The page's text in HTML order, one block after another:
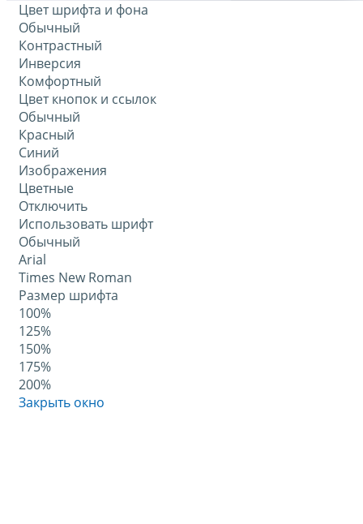
Цвет шрифта и фона
Обычный
Контрастный
Инверсия
Комфортный
Цвет кнопок и ссылок
Обычный
Красный
Синий
Изображения
Цветные
Отключить
Использовать шрифт
Обычный
Arial
Times New Roman
Размер шрифта
100%
125%
150%
175%
200%
Закрыть окно